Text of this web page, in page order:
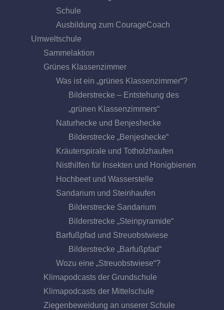
Schule
Ausbildung zum CourageCoach
Umweltschule
Sammelaktion
Grünes Klassenzimmer
Was ist ein „grünes Klassenzimmer“?
Bilderstrecke – Entstehung des
„grünen Klassenzimmers“
Naturhecke und Benjeshecke
Bilderstrecke „Benjeshecke“
Kräuterspirale und Totholzhaufen
Nisthilfen für Insekten und Honigbienen
Hochbeet und Wasserstelle
Sandarium und Steinhaufen
Bilderstrecke Sandarium
Bilderstrecke „Steinpyramide“
Barfußpfad und Streuobstwiese
Bilderstrecke „Barfußpfad“
Wozu eine „Streuobstwiese“?
Klimapodcasts der Grundschule
Klimapodcasts der Mittelschule
Ziegenbeweidung an unserer Schule